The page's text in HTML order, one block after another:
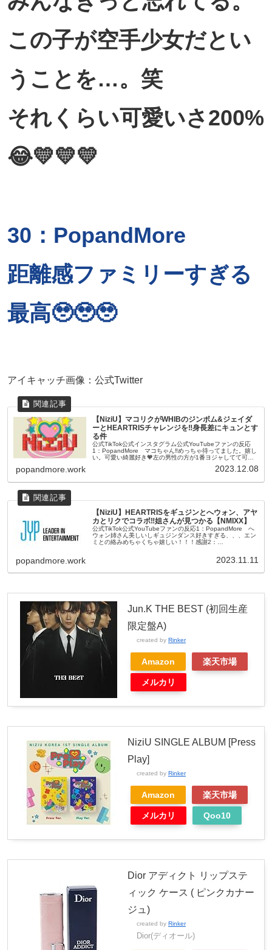
この子が空手少女だとい
うことを…。笑
それくらい可愛いさ200%
😂💛💛💛
30：PopandMore
距離感ファミリーすぎる
最高🥹🥹🥹
アイキャッチ画像：公式Twitter
【NiziU】マコリクがWHIBのジンボム&ジェイダ
ーとHEARTRISチャレンジを‼身長差にキュンとす
る件
公式TikTok公式インスタグラム公式YouTubeファンの反応
1：PopandMore マコちゃん‼︎めっちゃ待ってました。嬉し
い。可愛い綺麗好き🧡左の男性の方が1番ヨジャしてて可愛
popandmore.work 2023.12.08
【NiziU】HEARTRISをギュジンとへウォン、アヤ
カとリクでコラボ‼姐さんが見つかる【NMIXX】
公式TikTok公式YouTubeファンの反応1：PopandMore へ
ウォン姉さん美しいしギュジンダンス好きすぎる、、、エン
ミとの絡みめちゃくちゃ嬉しい！！！感謝2：
popandmore.work 2023.11.11
Jun.K THE BEST (初回生産
限定盤A)
created by Rinker
Amazon 楽天市場
メルカリ
NiziU SINGLE ALBUM [Press
Play]
created by Rinker
Amazon 楽天市場
メルカリ Qoo10
Dior アディクト リップステ
ィック ケース ( ピンクカナー
ジュ)
created by Rinker
Dior(ディオール)